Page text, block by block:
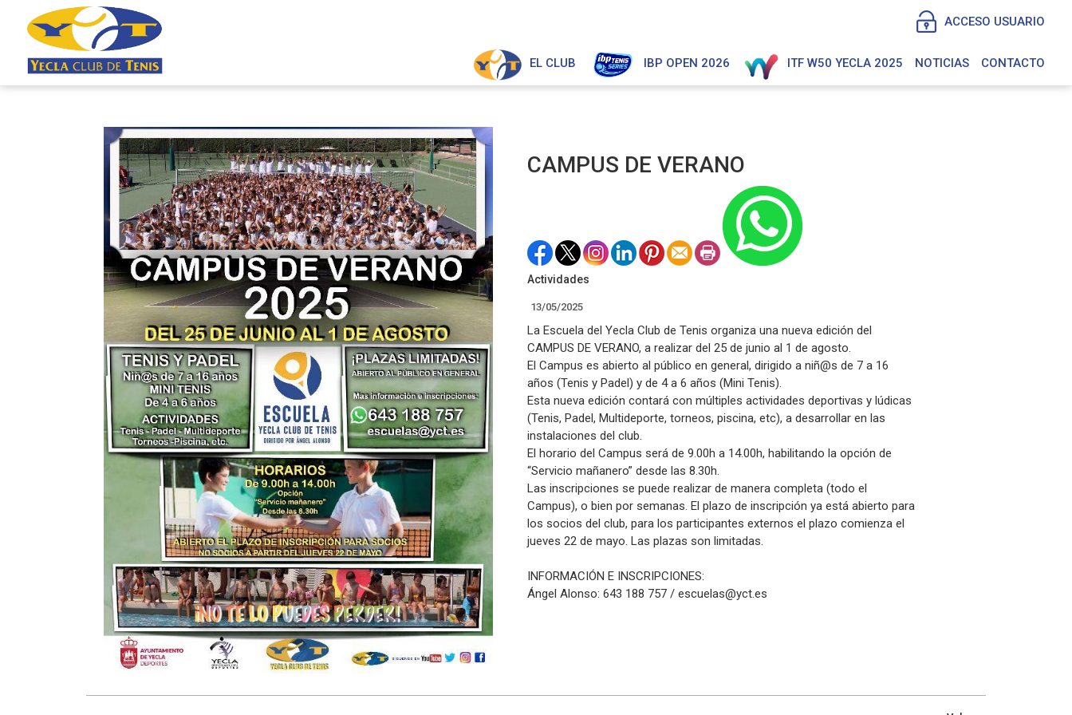
ACCESO USUARIO
EL CLUB IBP OPEN 2026 ITF W50 YECLA 2025 NOTICIAS CONTACTO
CAMPUS DE VERANO
Actividades
13/05/2025
La Escuela del Yecla Club de Tenis organiza una nueva edición del
CAMPUS DE VERANO, a realizar del 25 de junio al 1 de agosto.
El Campus es abierto al público en general, dirigido a niñ@s de 7 a 16
años (Tenis y Padel) y de 4 a 6 años (Mini Tenis).
Esta nueva edición contará con múltiples actividades deportivas y lúdicas
(Tenis, Padel, Multideporte, torneos, piscina, etc), a desarrollar en las
instalaciones del club.
El horario del Campus será de 9.00h a 14.00h, habilitando la opción de
“Servicio mañanero” desde las 8.30h.
Las inscripciones se puede realizar de manera completa (todo el
Campus), o bien por semanas. El plazo de inscripción ya está abierto para
los socios del club, para los participantes externos el plazo comienza el
jueves 22 de mayo. Las plazas son limitadas.
INFORMACIÓN E INSCRIPCIONES:
Ángel Alonso: 643 188 757 / escuelas@yct.es